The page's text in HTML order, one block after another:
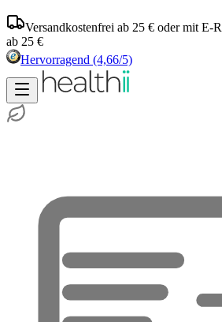
Versandkostenfrei ab 25 € oder mit E-
ab 25 €
Hervorragend (4,66/5)